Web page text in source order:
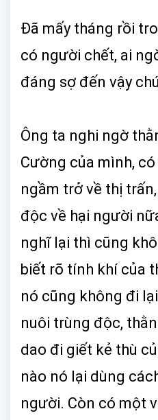
Đã mấy tháng rồi
có người chết, ai
đáng sợ đến vậy
Ông ta nghi ngờ
Cường của mình,
ngầm trở về thị
độc về hại người
nghĩ lại thì cũng
biết rõ tính khí của
nó cũng không đi
nuôi trùng độc,
dao đi giết kẻ thù
nào nó lại dùng
người. Còn có một